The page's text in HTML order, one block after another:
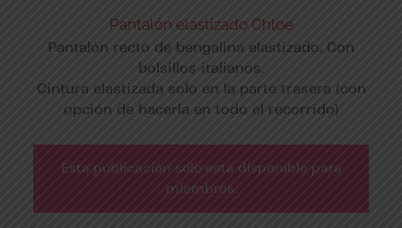
Pantalón elastizado Chloe
Pantalón recto de bengalina elastizado. Con
bolsillos italianos.
Cintura elastizada solo en la parte trasera (con
opción de hacerla en todo el recorrido)
Esta publicación solo está disponible para
miembros.